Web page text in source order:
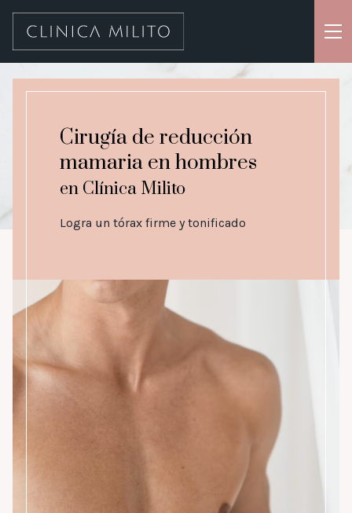
Cirugías
Tratamientos
Productos
Nosotros
Contacto
Instagram
Cirugía de reducción
mamaria en hombres
en Clínica Milito
Logra un tórax firme y tonificado